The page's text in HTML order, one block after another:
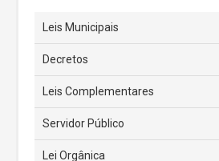
Leis Municipais
Decretos
Leis Complementares
Servidor Público
Lei Orgânica